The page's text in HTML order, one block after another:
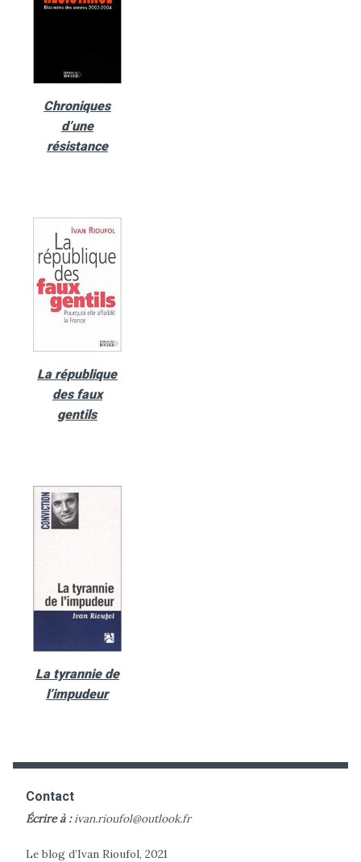
Chroniques
d’une
résistance
La république
des faux
gentils
La tyrannie de
l’impudeur
Contact
Écrire à :ivan.rioufol@outlook.fr
Le blog d’Ivan Rioufol, 2021